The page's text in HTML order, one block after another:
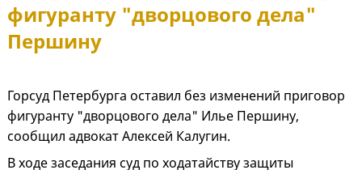
фигуранту "дворцового дела"
Першину
Горсуд Петербурга оставил без изменений приговор
фигуранту "дворцового дела" Илье Першину,
сообщил адвокат Алексей Калугин.
В ходе заседания суд по ходатайству защиты